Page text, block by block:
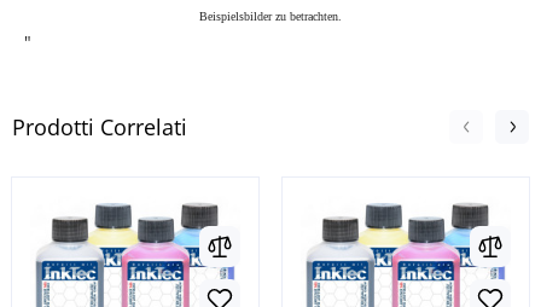
Beispielsbilder zu betrachten.
"
Prodotti Correlati